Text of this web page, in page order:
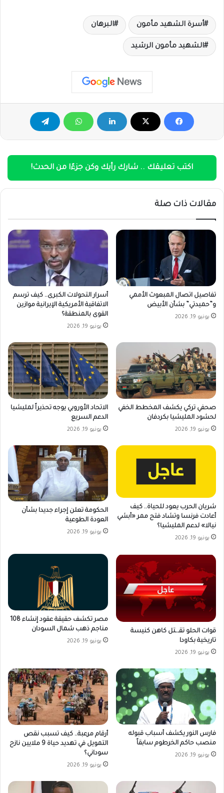
أسرة الشهيد مأمون البرهان
الشهيد مأمون الرشيد
اكتب تعليقك .. شارك رأيك وكن جزءًا من الحدث!
مقالات ذات صلة
تفاصيل اتصال المبعوث الأممي
و”حميدتي” بشأن الأبيض
يونيو 19, 2026
أسرار التحولات الكبرى.. كيف ترسم
الاتفاقية الأمريكية الإيرانية موازين
القوى بالمنطقة؟
يونيو 19, 2026
صحفي تركي يكشف المخطط الخفي
لحشود المليشيا بكردفان
يونيو 19, 2026
الاتحاد الأوروبي يوجه تحذيراً لمليشيا
الدعم السريع
يونيو 19, 2026
شريان الحرب يعود للحياة.. كيف
أعادت فرنسا وتشاد فتح ممر «أبشي
نيالا» لدعم المليشيا؟
يونيو 19, 2026
الحكومة تعلن إجراء جديدا بشأن
العودة الطوعية
يونيو 19, 2026
قوات الحلو تقـ.ـتل كاهن كنيسة
تاريخية بكاودا
يونيو 19, 2026
مصر تكشف حقيقة عقود إنشاء 108
مناجم ذهب شمال السودان
يونيو 19, 2026
فارس النور يكشف أسباب قبوله
منصب حاكم الخرطوم سابقاً
يونيو 19, 2026
أرقام مرعبة.. كيف تسبب نقص
التمويل في تهديد حياة 9 ملايين نازح
سوداني؟
يونيو 19, 2026